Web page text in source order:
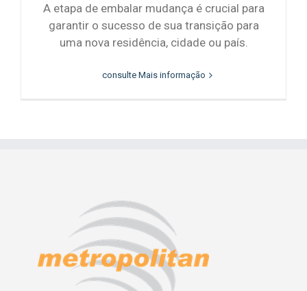
A etapa de embalar mudança é crucial para
garantir o sucesso de sua transição para
uma nova residência, cidade ou país.
consulte Mais informação